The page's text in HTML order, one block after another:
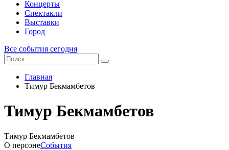
Концерты
Спектакли
Выставки
Город
Все события сегодня
Главная
Тимур Бекмамбетов
Тимур Бекмамбетов
Тимур Бекмамбетов
О персонеСобытия